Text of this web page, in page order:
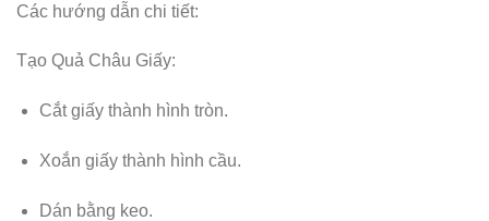
Các hướng dẫn chi tiết:
Tạo Quả Châu Giấy:
Cắt giấy thành hình tròn.
Xoắn giấy thành hình cầu.
Dán bằng keo.